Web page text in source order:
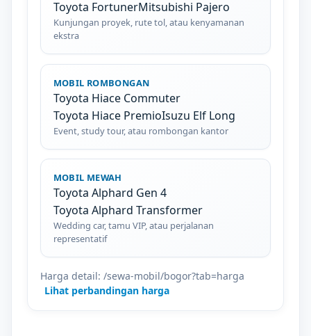
Toyota FortunerMitsubishi Pajero
Kunjungan proyek, rute tol, atau kenyamanan
ekstra
MOBIL ROMBONGAN
Toyota Hiace Commuter
Toyota Hiace PremioIsuzu Elf Long
Event, study tour, atau rombongan kantor
MOBIL MEWAH
Toyota Alphard Gen 4
Toyota Alphard Transformer
Wedding car, tamu VIP, atau perjalanan
representatif
Harga detail: /sewa-mobil/bogor?tab=harga
Lihat perbandingan harga